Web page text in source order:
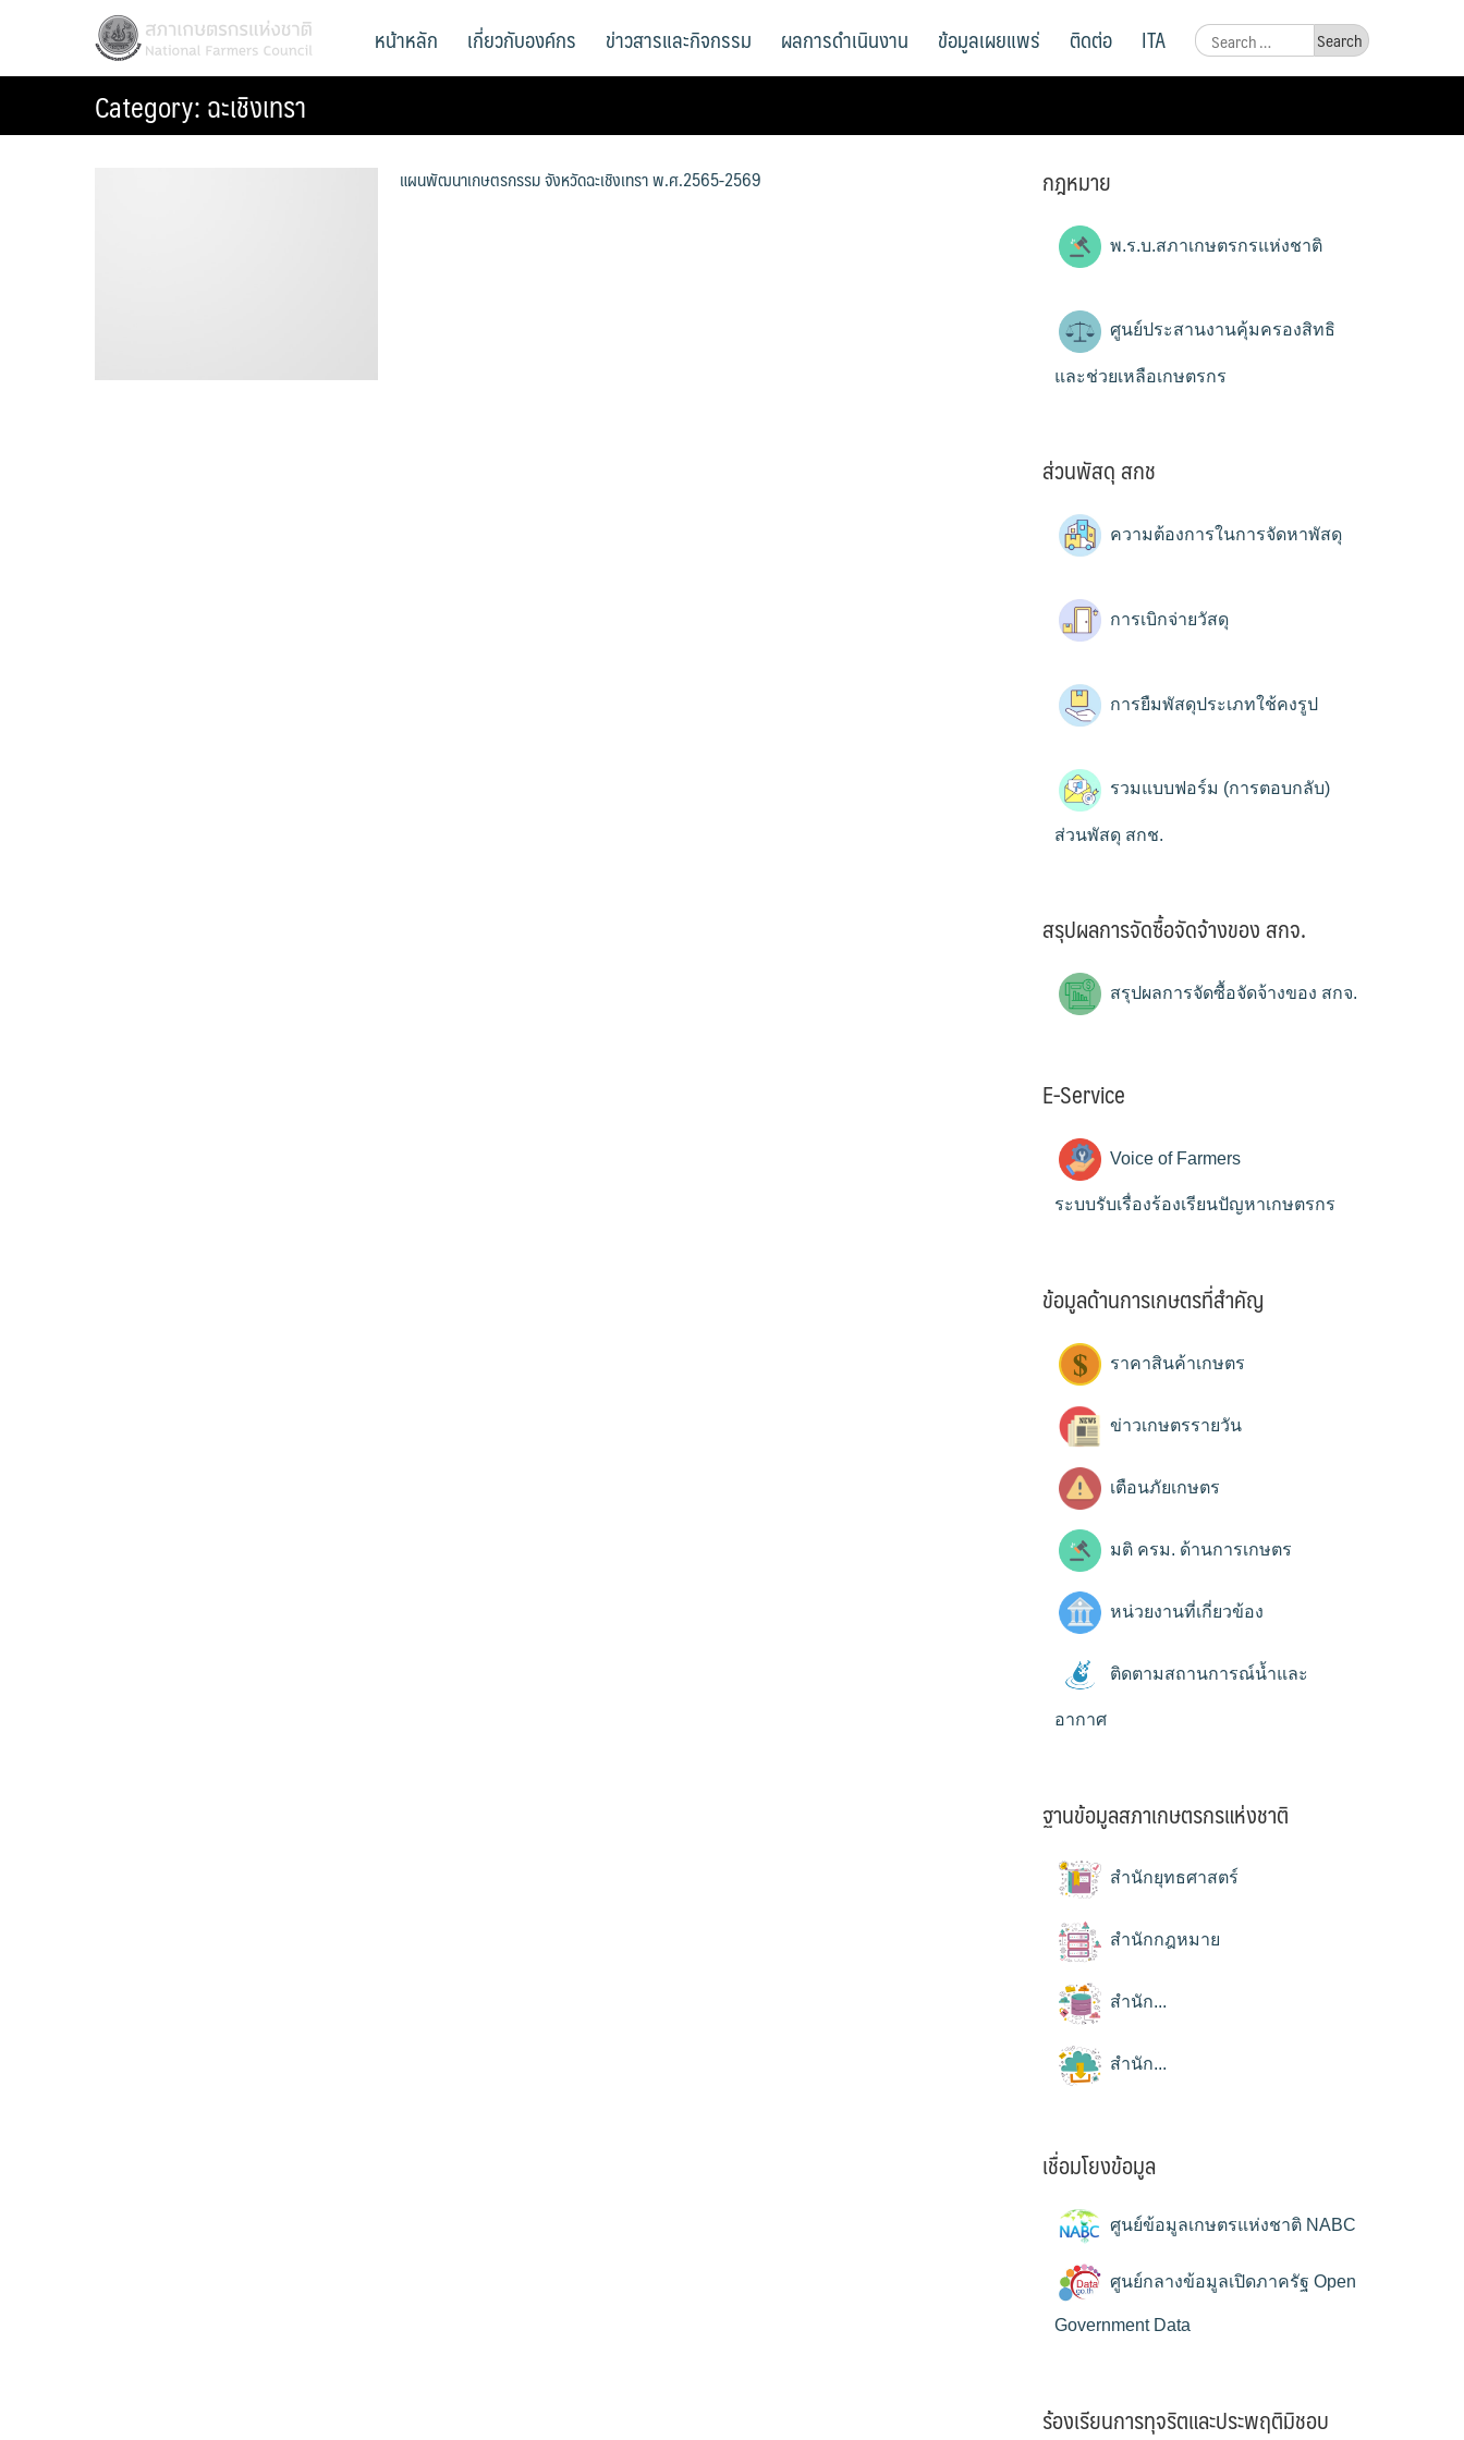
สภาเกษตรกรแห่งชาติ
National Farmers Council
Search
for:
หน้าหลัก เกี่ยวกับองค์กร ข่าวสารและกิจกรรม ผลการดำเนินงาน ข้อมูลเผยแพร่ ติดต่อ ITA
Category:ฉะเชิงเทรา
แผนพัฒนาเกษตรกรรม จังหวัดฉะเชิงเทรา พ.ศ.2565-2569 กฎหมาย
พ.ร.บ.สภาเกษตรกรแห่งชาติ
ศูนย์ประสานงานคุ้มครองสิทธิ
และช่วยเหลือเกษตรกร
ส่วนพัสดุ สกช
ความต้องการในการจัดหาพัสดุ
การเบิกจ่ายวัสดุ
การยืมพัสดุประเภทใช้คงรูป
รวมแบบฟอร์ม (การตอบกลับ)
ส่วนพัสดุ สกช.
สรุปผลการจัดซื้อจัดจ้างของ สกจ.
สรุปผลการจัดซื้อจัดจ้างของ สกจ.
E-Service
Voice of Farmers
ระบบรับเรื่องร้องเรียนปัญหาเกษตรกร
ข้อมูลด้านการเกษตรที่สำคัญ
ราคาสินค้าเกษตร
ข่าวเกษตรรายวัน
เตือนภัยเกษตร
มติ ครม. ด้านการเกษตร
หน่วยงานที่เกี่ยวข้อง
ติดตามสถานการณ์น้ำและ
อากาศ
ฐานข้อมูลสภาเกษตรกรแห่งชาติ
สำนักยุทธศาสตร์
สำนักกฎหมาย
สำนัก...
สำนัก...
เชื่อมโยงข้อมูล
ศูนย์ข้อมูลเกษตรแห่งชาติ NABC
ศูนย์กลางข้อมูลเปิดภาครัฐ Open
Government Data
ร้องเรียนการทุจริตและประพฤติมิชอบ